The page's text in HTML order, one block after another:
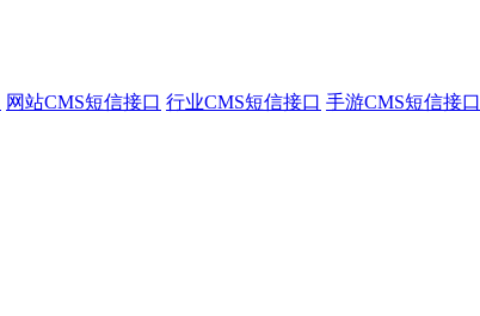
网站CMS短信接口 行业CMS短信接口 手游CMS短信接口